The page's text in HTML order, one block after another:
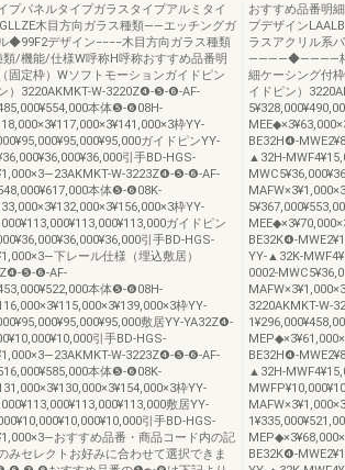
プパネルタイプガラスタイプアルミタイ
木目方向ガラス種類――エッチングガ
◆99F2デザイン−−−−木目方向ガラス種類
能/仕様W呼称H呼称おすすめ品番明
固定枠）Wソフトモーションガイドピン
）3220AKMKT-W-3220Z❹-❺-❻-AF-
本体❺-❻08H-
枠YY-
ガイドピンYY-
引手BD-HGS-
W-3223Z❹-❺-❻-AF-
本体❺-❻08K-
枠YY-
ガイドピン
引手BD-HGS-
下レール仕様（埋込敷居）
❺-❻-AF-
本体❺-❻08H-
枠YY-
敷居YY-YA32Z❹-
引手BD-HGS-
W-3223Z❹-❺-❻-AF-
本体❺-❻08K-
枠YY-
敷居YY-
引手BD-HGS-
おすすめ品番・商品コード内の記
みセレクトお好みに合わせて選択できま
おすすめ品番明
プデザイン
ラスアクリル系
――――◆――――枠
細ケーシング付
イドピン）
BE32H❹-
▲32H-
BE32K❹-
YY-▲32K-
0002-
3220AKMKT-W-
BE32H❹-
▲32H-
BE32K❹-